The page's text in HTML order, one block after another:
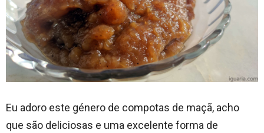
Eu adoro este género de compotas de maçã, acho
que são deliciosas e uma excelente forma de